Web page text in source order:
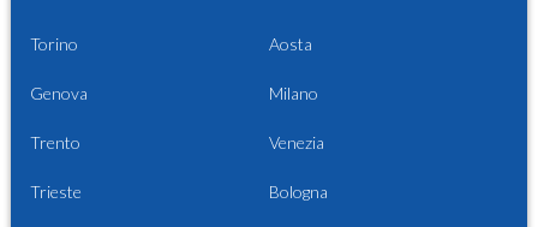
Torino Aosta
Genova Milano
Trento Venezia
Trieste Bologna